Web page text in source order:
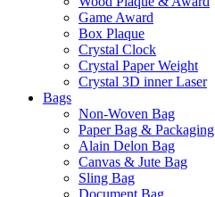
Game Award
Box Plaque
Crystal Clock
Crystal Paper Weight
Crystal 3D inner Laser
Bags
Non-Woven Bag
Paper Bag & Packaging
Alain Delon Bag
Canvas & Jute Bag
Sling Bag
Document Bag